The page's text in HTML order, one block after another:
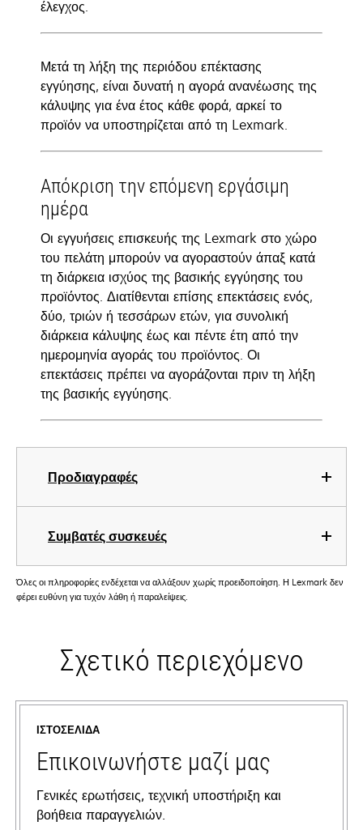
Προδιαγραφές
Συμβατές συσκευές
έλεγχος.
Μετά τη λήξη της περιόδου επέκτασης
εγγύησης, είναι δυνατή η αγορά ανανέωσης της
κάλυψης για ένα έτος κάθε φορά, αρκεί το
προϊόν να υποστηρίζεται από τη Lexmark.
Απόκριση την επόμενη εργάσιμη
ημέρα
Οι εγγυήσεις επισκευής της Lexmark στο χώρο
του πελάτη μπορούν να αγοραστούν άπαξ κατά
τη διάρκεια ισχύος της βασικής εγγύησης του
προϊόντος. Διατίθενται επίσης επεκτάσεις ενός,
δύο, τριών ή τεσσάρων ετών, για συνολική
διάρκεια κάλυψης έως και πέντε έτη από την
ημερομηνία αγοράς του προϊόντος. Οι
επεκτάσεις πρέπει να αγοράζονται πριν τη λήξη
της βασικής εγγύησης.
Όλες οι πληροφορίες ενδέχεται να αλλάξουν χωρίς προειδοποίηση. Η Lexmark δεν
φέρει ευθύνη για τυχόν λάθη ή παραλείψεις.
Σχετικό περιεχόμενο
ΙΣΤΟΣΕΛΊΔΑ
Επικοινωνήστε μαζί μας
Γενικές ερωτήσεις, τεχνική υποστήριξη και
βοήθεια παραγγελιών.